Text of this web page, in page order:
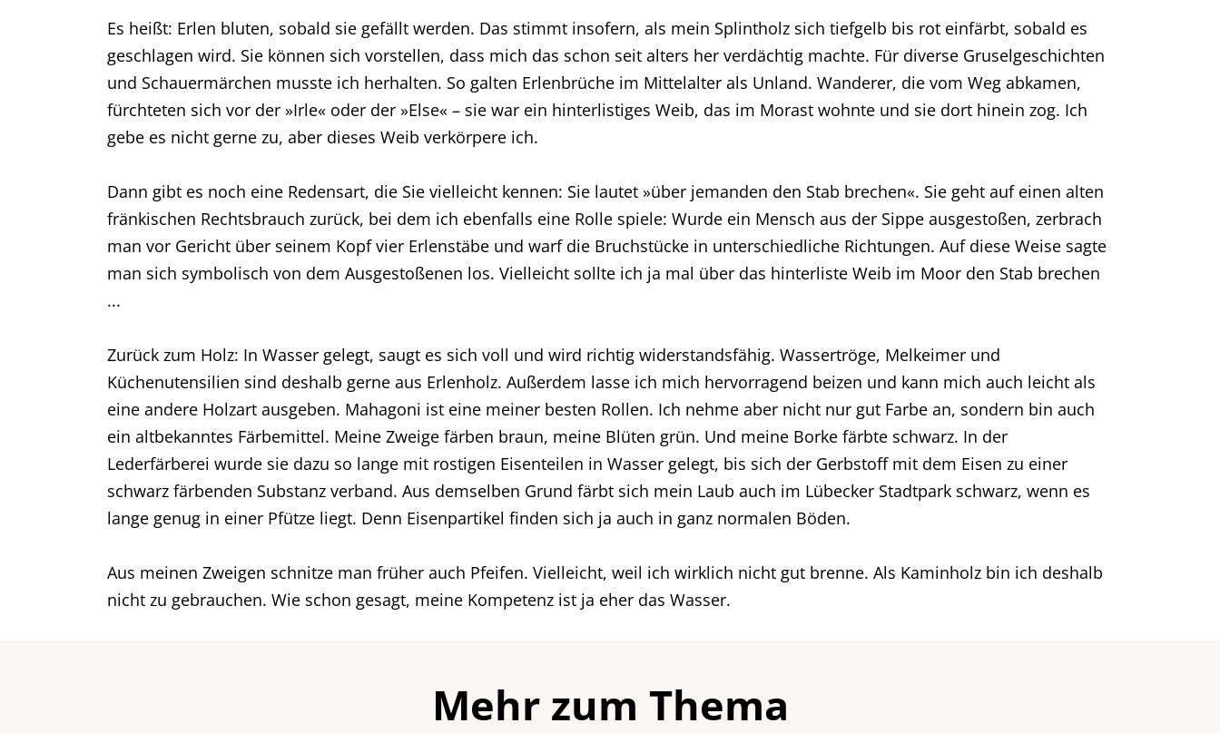
Es heißt: Erlen bluten, sobald sie gefällt werden. Das stimmt insofern, als mein Splintholz sich tiefgelb bis rot einfärbt, sobald es
geschlagen wird. Sie können sich vorstellen, dass mich das schon seit alters her verdächtig machte. Für diverse Gruselgeschichten
und Schauermärchen musste ich herhalten. So galten Erlenbrüche im Mittelalter als Unland. Wanderer, die vom Weg abkamen,
fürchteten sich vor der »Irle« oder der »Else« – sie war ein hinterlistiges Weib, das im Morast wohnte und sie dort hinein zog. Ich
gebe es nicht gerne zu, aber dieses Weib verkörpere ich.
Dann gibt es noch eine Redensart, die Sie vielleicht kennen: Sie lautet »über jemanden den Stab brechen«. Sie geht auf einen alten
fränkischen Rechtsbrauch zurück, bei dem ich ebenfalls eine Rolle spiele: Wurde ein Mensch aus der Sippe ausgestoßen, zerbrach
man vor Gericht über seinem Kopf vier Erlenstäbe und warf die Bruchstücke in unterschiedliche Richtungen. Auf diese Weise sagte
man sich symbolisch von dem Ausgestoßenen los. Vielleicht sollte ich ja mal über das hinterliste Weib im Moor den Stab brechen
...
Zurück zum Holz: In Wasser gelegt, saugt es sich voll und wird richtig widerstandsfähig. Wassertröge, Melkeimer und
Küchenutensilien sind deshalb gerne aus Erlenholz. Außerdem lasse ich mich hervorragend beizen und kann mich auch leicht als
eine andere Holzart ausgeben. Mahagoni ist eine meiner besten Rollen. Ich nehme aber nicht nur gut Farbe an, sondern bin auch
ein altbekanntes Färbemittel. Meine Zweige färben braun, meine Blüten grün. Und meine Borke färbte schwarz. In der
Lederfärberei wurde sie dazu so lange mit rostigen Eisenteilen in Wasser gelegt, bis sich der Gerbstoff mit dem Eisen zu einer
schwarz färbenden Substanz verband. Aus demselben Grund färbt sich mein Laub auch im Lübecker Stadtpark schwarz, wenn es
lange genug in einer Pfütze liegt. Denn Eisenpartikel finden sich ja auch in ganz normalen Böden.
Aus meinen Zweigen schnitze man früher auch Pfeifen. Vielleicht, weil ich wirklich nicht gut brenne. Als Kaminholz bin ich deshalb
nicht zu gebrauchen. Wie schon gesagt, meine Kompetenz ist ja eher das Wasser.
Mehr zum Thema